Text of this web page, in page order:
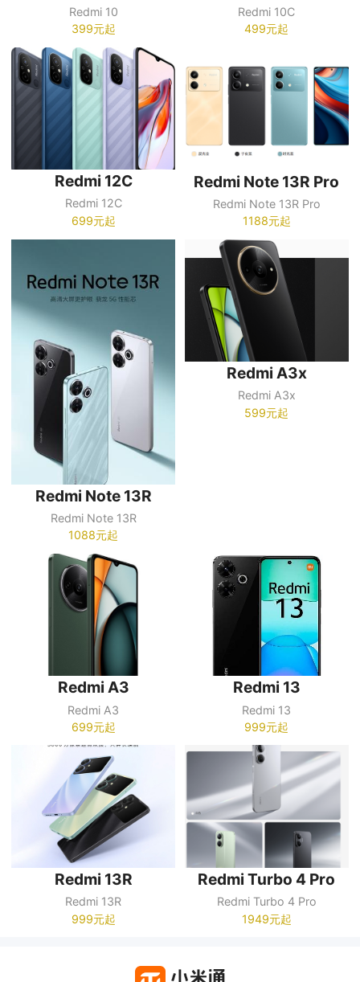
Redmi 10
399元起
Redmi 10C
499元起
Redmi 12C
Redmi 12C
699元起
Redmi Note 13R Pro
Redmi Note 13R Pro
1188元起
Redmi Note 13R
Redmi Note 13R
1088元起
Redmi A3x
Redmi A3x
599元起
Redmi A3
Redmi A3
699元起
Redmi 13
Redmi 13
999元起
Redmi 13R
Redmi 13R
999元起
Redmi Turbo 4 Pro
Redmi Turbo 4 Pro
1949元起